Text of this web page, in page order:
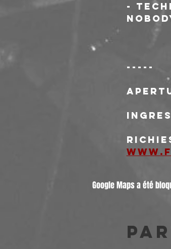
-
-----
Google Maps a été